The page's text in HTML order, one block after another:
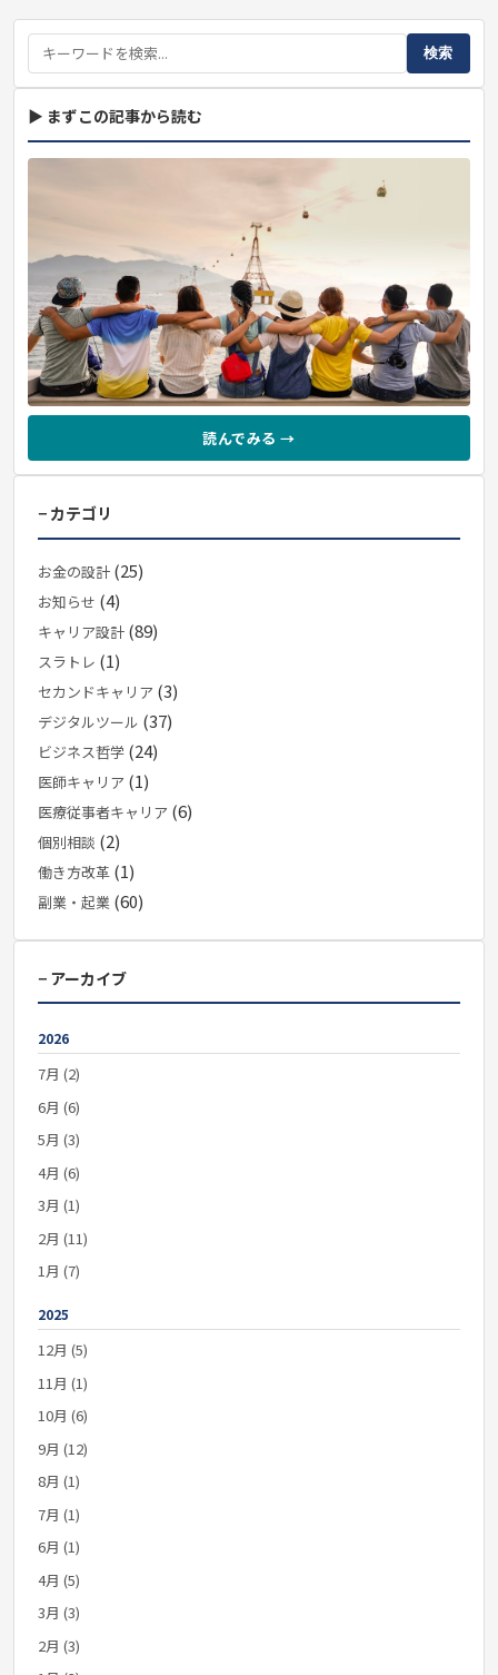
検索
▶ まずこの記事から読む
読んでみる →
− カテゴリ
お金の設計 (25)
お知らせ (4)
キャリア設計 (89)
スラトレ (1)
セカンドキャリア (3)
デジタルツール (37)
ビジネス哲学 (24)
医師キャリア (1)
医療従事者キャリア (6)
個別相談 (2)
働き方改革 (1)
副業・起業 (60)
− アーカイブ
2026
7月 (2)
6月 (6)
5月 (3)
4月 (6)
3月 (1)
2月 (11)
1月 (7)
2025
12月 (5)
11月 (1)
10月 (6)
9月 (12)
8月 (1)
7月 (1)
6月 (1)
4月 (5)
3月 (3)
2月 (3)